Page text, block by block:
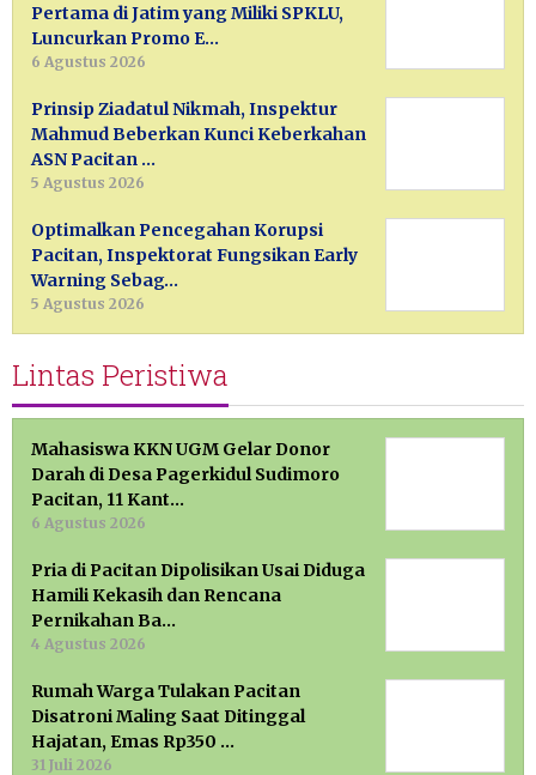
Pertama di Jatim yang Miliki SPKLU,
Luncurkan Promo E…
6 Agustus 2026
Prinsip Ziadatul Nikmah, Inspektur
Mahmud Beberkan Kunci Keberkahan
ASN Pacitan …
5 Agustus 2026
Optimalkan Pencegahan Korupsi
Pacitan, Inspektorat Fungsikan Early
Warning Sebag…
5 Agustus 2026
Lintas Peristiwa
Mahasiswa KKN UGM Gelar Donor
Darah di Desa Pagerkidul Sudimoro
Pacitan, 11 Kant…
6 Agustus 2026
Pria di Pacitan Dipolisikan Usai Diduga
Hamili Kekasih dan Rencana
Pernikahan Ba…
4 Agustus 2026
Rumah Warga Tulakan Pacitan
Disatroni Maling Saat Ditinggal
Hajatan, Emas Rp350 …
31 Juli 2026